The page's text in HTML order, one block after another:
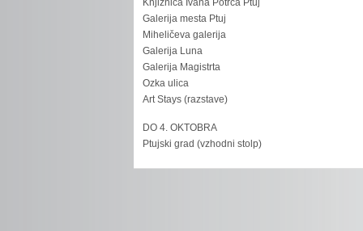
Knjižnica Ivana Potrča Ptuj
Galerija mesta Ptuj
Miheličeva galerija
Galerija Luna
Galerija Magistrta
Ozka ulica
Art Stays (razstave)
DO 4. OKTOBRA
Ptujski grad (vzhodni stolp)